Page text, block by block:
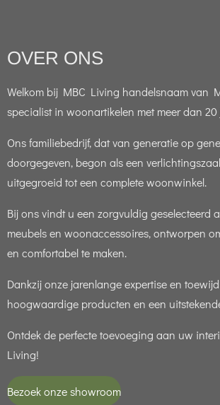
OVER ONS
Welkom bij MBC Living handelsnaam van
specialist in woonartikelen met meer dan
Ons familiebedrijf, dat van generatie op
doorgegeven, begon als een
uitgegroeid tot een complete woonwinkel.
Bij ons vindt u een zorgvuldig geselecteerd
meubels en woonaccessoires, ontworpen
en comfortabel te maken.
Dankzij onze jarenlange expertise en
hoogwaardige producten en een
Ontdek de perfecte toevoeging aan uw
Living!
Bezoek onze showroom